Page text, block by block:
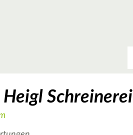
Schreinerei